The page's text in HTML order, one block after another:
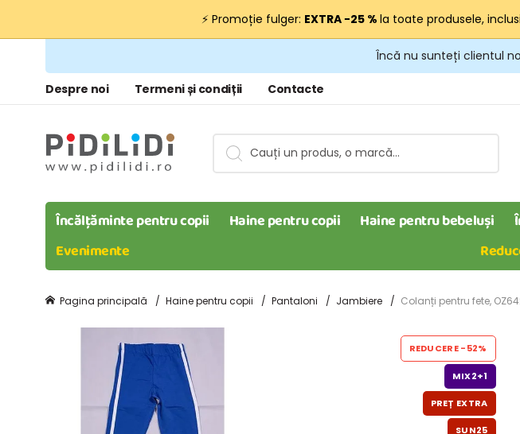
⚡ Promoție fulger: EXTRA −25 % la toate produsele,
Încă nu sunteți clientul
Despre noi Termeni și condiții Contacte
Încălțăminte pentru copii Haine pentru copii Haine pentru bebeluși
Evenimente
Pagina principală Haine pentru copii Pantaloni Jambiere Colanți pentru fete,
REDUCERE-52%
MIX2+1
PREȚ EXTRA
SUN25